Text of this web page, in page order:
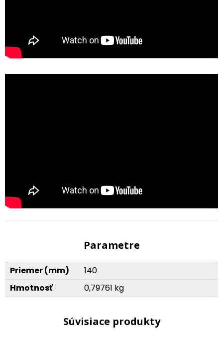
Parametre
Priemer (mm)
140
Hmotnosť
0,79761 kg
Súvisiace produkty